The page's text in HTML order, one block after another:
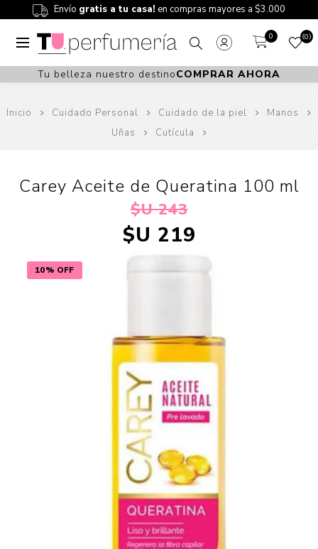
Envío gratis a tu casa! en compras mayores a $3.000
0 0
Tu belleza nuestro destinoCOMPRAR AHORA
Inicio Cuidado Personal Cuidado de la piel
Manos
Uñas
Cutícula
10% OFF
Carey Aceite de Queratina 100 ml
$U 243
$U 219